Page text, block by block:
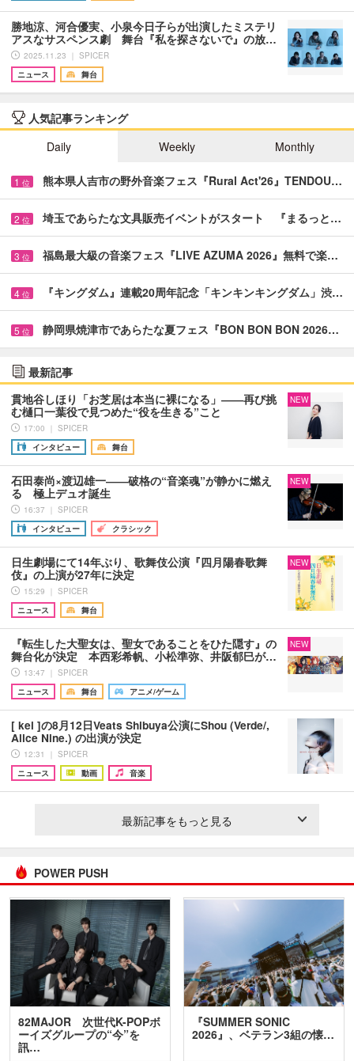
勝地涼、河合優実、小泉今日子らが出演したミステリ
アスなサスペンス劇 舞台『私を探さないで』の放…
2025.11.23 ｜ SPICER
ニュース
舞台
人気記事ランキング
Daily
Weekly Monthly
1 位 熊本県人吉市の野外音楽フェス『Rural Act'26』TENDOU…
2 位 埼玉であらたな文具販売イベントがスタート 『まるっと…
3 位 福島最大級の音楽フェス『LIVE AZUMA 2026』無料で楽…
4 位 『キングダム』連載20周年記念「キンキンキングダム」渋…
5 位 静岡県焼津市であらたな夏フェス『BON BON BON 2026…
最新記事
貫地谷しほり「お芝居は本当に裸になる」――再び挑
む樋口一葉役で見つめた“役を生きる”こと
17:00 ｜ SPICER
インタビュー
舞台
NEW
石田泰尚×渡辺雄一――破格の“音楽魂”が静かに燃え
る 極上デュオ誕生
16:37 ｜ SPICER
インタビュー
クラシック
NEW
日生劇場にて14年ぶり、歌舞伎公演『四月陽春歌舞
伎』の上演が27年に決定
15:29 ｜ SPICER
ニュース
舞台
NEW
『転生した大聖女は、聖女であることをひた隠す』の
舞台化が決定 本西彩希帆、小松準弥、井阪郁巳が…
13:47 ｜ SPICER
ニュース
舞台 アニメ/ゲーム
NEW
[ kei ]の8月12日Veats Shibuya公演にShou (Verde/,
Alice Nine.) の出演が決定
12:31 ｜ SPICER
ニュース
動画 音楽
最新記事をもっと見る
POWER PUSH
82MAJOR 次世代K-POPボ
ーイズグループの“今”を
訊…
『SUMMER SONIC
2026』、ベテラン3組の懐…